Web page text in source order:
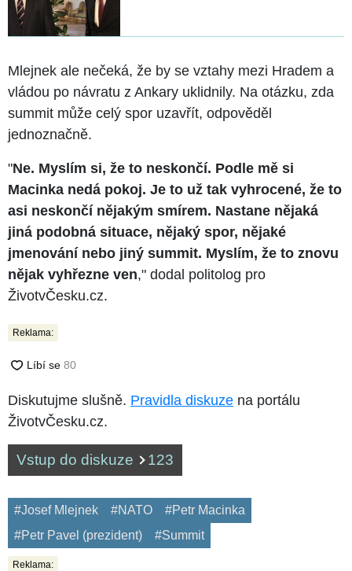
Mlejnek ale nečeká, že by se vztahy mezi Hradem a
vládou po návratu z Ankary uklidnily. Na otázku, zda
summit může celý spor uzavřít, odpověděl
jednoznačně.
"Ne. Myslím si, že to neskončí. Podle mě si
Macinka nedá pokoj. Je to už tak vyhrocené, že to
asi neskončí nějakým smírem. Nastane nějaká
jiná podobná situace, nějaký spor, nějaké
jmenování nebo jiný summit. Myslím, že to znovu
nějak vyhřezne ven," dodal politolog pro
ŽivotvČesku.cz.
Reklama:
Diskutujme slušně. Pravidla diskuze na portálu
ŽivotvČesku.cz.
Vstup do diskuze 123
#Josef Mlejnek #NATO
#Petr Macinka
#Petr Pavel (prezident)
#Summit
Reklama: